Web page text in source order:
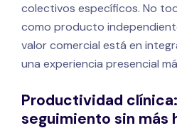
colectivos específicos. No
como producto
valor comercial está en
una experiencia presencial
Productividad
seguimiento sin más